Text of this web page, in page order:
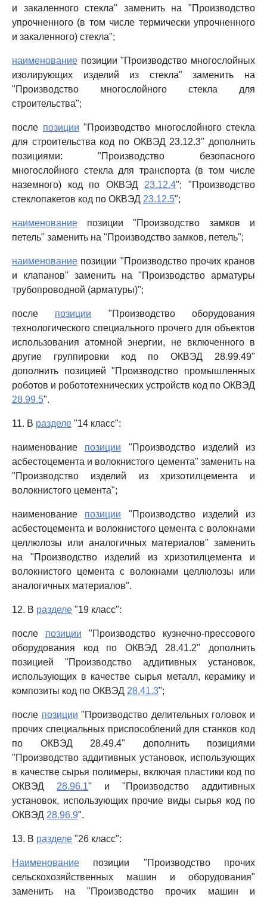
и закаленного стекла" заменить на "Производство
упрочненного (в том числе термически упрочненного
и закаленного) стекла";
наименование позиции "Производство многослойных
изолирующих изделий из стекла" заменить на
"Производство многослойного стекла для
строительства";
после позиции "Производство многослойного стекла
для строительства код по ОКВЭД 23.12.3" дополнить
позициями: "Производство безопасного
многослойного стекла для транспорта (в том числе
наземного) код по ОКВЭД 23.12.4"; "Производство
стеклопакетов код по ОКВЭД 23.12.5";
наименование позиции "Производство замков и
петель" заменить на "Производство замков, петель";
наименование позиции "Производство прочих кранов
и клапанов" заменить на "Производство арматуры
трубопроводной (арматуры)";
после позиции "Производство оборудования
технологического специального прочего для объектов
использования атомной энергии, не включенного в
другие группировки код по ОКВЭД 28.99.49"
дополнить позицией "Производство промышленных
роботов и робототехнических устройств код по ОКВЭД
28.99.5".
11. В разделе "14 класс":
наименование позиции "Производство изделий из
асбестоцемента и волокнистого цемента" заменить на
"Производство изделий из хризотилцемента и
волокнистого цемента";
наименование позиции "Производство изделий из
асбестоцемента и волокнистого цемента с волокнами
целлюлозы или аналогичных материалов" заменить
на "Производство изделий из хризотилцемента и
волокнистого цемента с волокнами целлюлозы или
аналогичных материалов".
12. В разделе "19 класс":
после позиции "Производство кузнечно-прессового
оборудования код по ОКВЭД 28.41.2" дополнить
позицией "Производство аддитивных установок,
использующих в качестве сырья металл, керамику и
композиты код по ОКВЭД 28.41.3";
после позиции "Производство делительных головок и
прочих специальных приспособлений для станков код
по ОКВЭД 28.49.4" дополнить позициями
"Производство аддитивных установок, использующих
в качестве сырья полимеры, включая пластики код по
ОКВЭД 28.96.1" и "Производство аддитивных
установок, использующих прочие виды сырья код по
ОКВЭД 28.96.9".
13. В разделе "26 класс":
Наименование позиции "Производство прочих
сельскохозяйственных машин и оборудования"
заменить на "Производство прочих машин и